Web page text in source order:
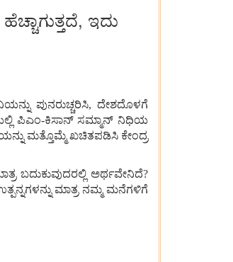
ಇದು
ಪುನರುಚ್ಚರಿಸಿ, ದೇಶದೊಳಗೆ
ಪಿಎಂ-ಕಿಸಾನ್ ಸಮ್ಮಾನ್ ನಿಧಿಯ
ಮತ್ತೊಮ್ಮೆ ಖಚಿತಪಡಿಸಿ ಕೇಂದ್ರ
ಬದುಕುವುದರಲ್ಲಿ ಅರ್ಥವೇನಿದೆ?
ಮಾತ್ರ ನಮ್ಮ ಮನೆಗಳಿಗೆ